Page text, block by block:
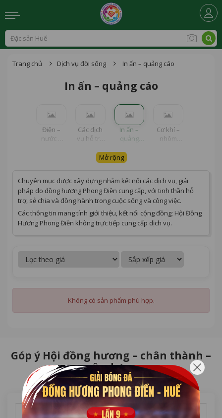
Trang chủ Dịch vụ đời sống In ấn – quảng cáo
In ấn – quảng cáo
Điện –
nước –
Các dịch
vụ hỗ trợ
In ấn –
quảng
Cơ khí –
nhôm
Mở rộng
Chuyên mục được xây dựng nhằm kết nối các dịch vụ, giải
pháp do đồng hương Phong Điền cung cấp, với tinh thần hỗ
trợ, sẻ chia và đồng hành trong cuộc sống và công việc.
Các thông tin mang tính giới thiệu, kết nối cộng đồng; Hội Đồng
Hương Phong Điền không trực tiếp cung cấp dịch vụ.
Không có sản phẩm phù hợp.
Góp ý Hội đồng hương – chân thành –
xây dựng
Họ tên * Điện thoại *